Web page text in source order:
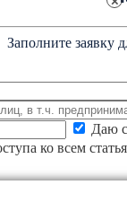
Заполните заявку
Даю
ко всем